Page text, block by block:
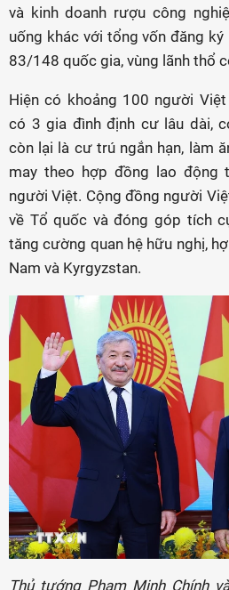
và kinh doanh rượu công
uống khác với tổng vốn đăng
83/148 quốc gia, vùng lãnh thổ
Hiện có khoảng 100 người
có 3 gia đình định cư lâu dài,
còn lại là cư trú ngắn hạn, làm
may theo hợp đồng lao động
người Việt. Cộng đồng người
về Tổ quốc và đóng góp tích
tăng cường quan hệ hữu nghị,
Nam và Kyrgyzstan.
Thủ tướng Phạm Minh Chính